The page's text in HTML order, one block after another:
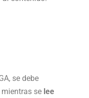
se debe
mientras se lee